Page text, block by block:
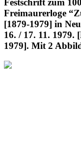
Festschrift zum
Freimaurerloge
[1879-1979] in
16. / 17. 11. 1979.
1979]. Mit 2